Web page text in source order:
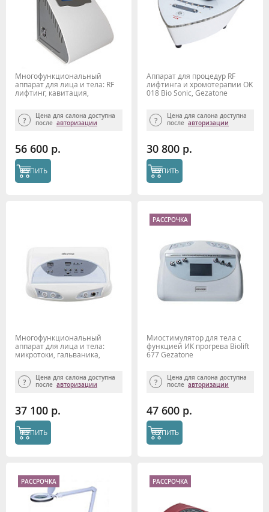
Многофункциональный
аппарат для лица и тела: RF
лифтинг, кавитация,
Цена для салона доступна
после авторизации
56 600 р.
КУПИТЬ
Аппарат для процедур RF
лифтинга и хромотерапии OK
018 Bio Sonic, Gezatone
Цена для салона доступна
после авторизации
30 800 р.
КУПИТЬ
Многофункциональный
аппарат для лица и тела:
микротоки, гальваника,
Цена для салона доступна
после авторизации
37 100 р.
КУПИТЬ
Миостимулятор для тела с
функцией ИК прогрева Biolift
677 Gezatone
Цена для салона доступна
после авторизации
47 600 р.
КУПИТЬ
РАССРОЧКА
РАССРОЧКА РАССРОЧКА